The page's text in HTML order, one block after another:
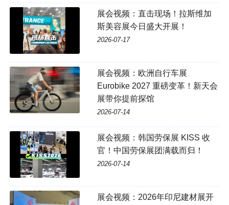
展会视频：直击现场！拉斯维加
斯美容展今日盛大开展！
2026-07-17
展会视频：欧洲自行车展
Eurobike 2027 重磅变革！新天会
展带你提前探馆
2026-07-14
展会视频：韩国劳保展 KISS 收
官！中国劳保展团满载而归！
2026-07-14
展会视频：2026年印尼建材展开